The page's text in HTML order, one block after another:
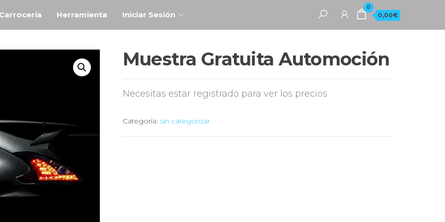
0
0,00€
Herramienta Iniciar Sesión
Muestra Gratuita Automoción
Necesitas estar registrado para ver los precios
Categoría: sin categorizar